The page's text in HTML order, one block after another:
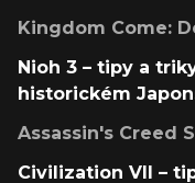
Kingdom Come:
Nioh 3 – tipy a
historickém
Assassin's Creed
Civilization VII –